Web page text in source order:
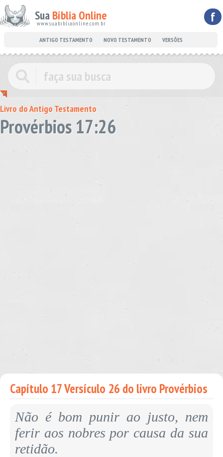
Sua Bíblia Online
www.suabibliaonline.com.br f
ANTIGO TESTAMENTO NOVO TESTAMENTO VERSÕES
Livro do Antigo Testamento
Provérbios 17:26
Capítulo 17 Versículo 26 do livro Provérbios
Não é bom punir ao justo, nem
ferir aos nobres por causa da sua
retidão.